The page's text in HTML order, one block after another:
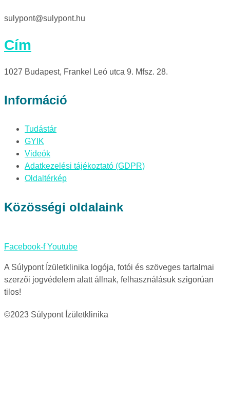
sulypont@sulypont.hu
Cím
1027 Budapest, Frankel Leó utca 9. Mfsz. 28.
Információ
Tudástár
GYIK
Videók
Adatkezelési tájékoztató (GDPR)
Oldaltérkép
Közösségi oldalaink
Facebook-f Youtube
A Súlypont Ízületklinika logója, fotói és szöveges tartalmai
szerzői jogvédelem alatt állnak, felhasználásuk szigorúan
tilos!
©2023 Súlypont Ízületklinika